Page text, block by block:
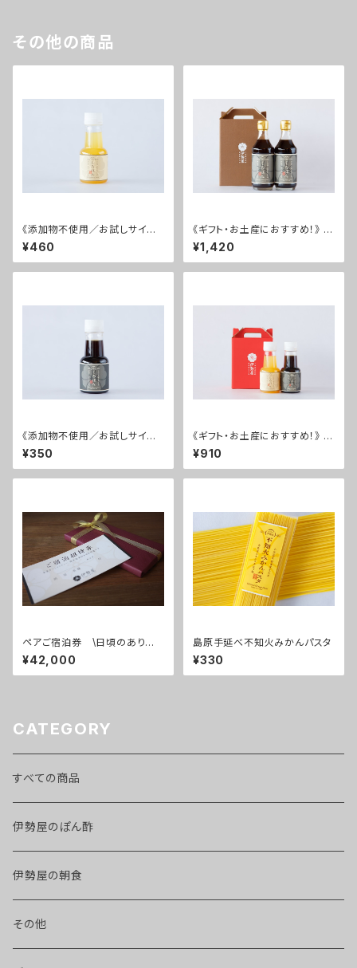
その他の商品
《添加物不使用／お試しサイ
ズ！》 伊勢屋のぽん酢 しろぽん
ミニ
¥460
《ギフト・お土産におすすめ！》 く
ろぽん 2本セット
¥1,420
《添加物不使用／お試しサイ
ズ！》 伊勢屋のぽん酢 くろぽんミ
ニ
¥350
《ギフト・お土産におすすめ！》 く
ろぽん・しろぽん ミニサイズ2本
セット
¥910
ペアご宿泊券 \日頃のありが
とうを届けよう！/ ～スタンダー
ドルーム1泊2食付～
¥42,000
島原手延べ不知火みかんパスタ
¥330
CATEGORY
すべての商品
伊勢屋のぽん酢
伊勢屋の朝食
その他